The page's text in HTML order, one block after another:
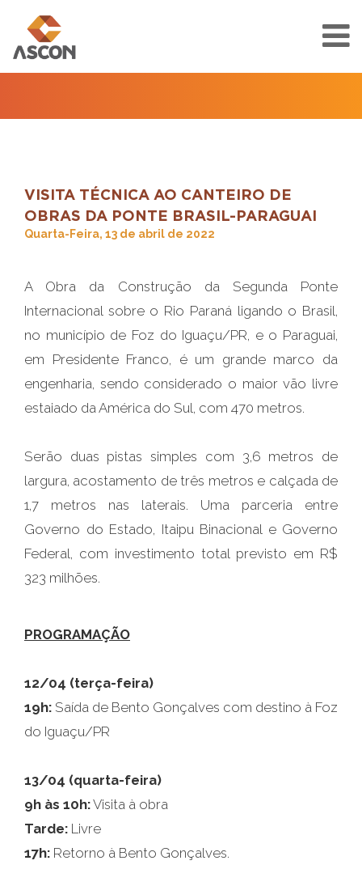
VISITA TÉCNICA AO CANTEIRO DE
OBRAS DA PONTE BRASIL-PARAGUAI
Quarta-Feira, 13 de abril de 2022
A Obra da Construção da Segunda Ponte
Internacional sobre o Rio Paraná ligando o Brasil,
no município de Foz do Iguaçu/PR, e o Paraguai,
em Presidente Franco, é um grande marco da
engenharia, sendo considerado o maior vão livre
estaiado da América do Sul, com 470 metros.
Serão duas pistas simples com 3,6 metros de
largura, acostamento de três metros e calçada de
1,7 metros nas laterais. Uma parceria entre
Governo do Estado, Itaipu Binacional e Governo
Federal, com investimento total previsto em R$
323 milhões.
PROGRAMAÇÃO
12/04 (terça-feira)
19h: Saída de Bento Gonçalves com destino à Foz
do Iguaçu/PR
13/04 (quarta-feira)
9h às 10h:Visita à obra
Tarde: Livre
17h: Retorno à Bento Gonçalves.